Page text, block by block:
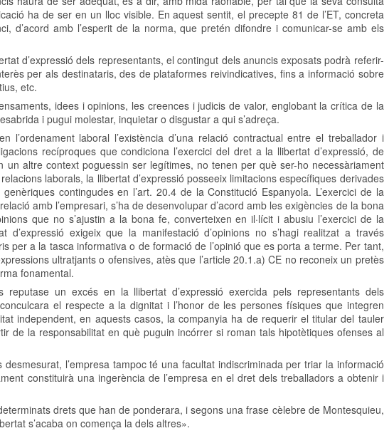
ha de ser en un lloc visible. En aquest sentit, el precepte 81 de l’ET, concreta
d’acord amb l’esperit de la norma, que pretén difondre i comunicar-se amb els
d’expressió dels representants, el contingut dels anuncis exposats podrà referir-
per als destinataris, des de plataformes reivindicatives, fins a informació sobre
etc.
idees i opinions, les creences i judicis de valor, englobant la crítica de la
i pugui molestar, inquietar o disgustar a qui s’adreça.
l’ordenament laboral l’existència d’una relació contractual entre el treballador i
recíproques que condiciona l’exercici del dret a la llibertat d’expressió, de
un altre context poguessin ser legítimes, no tenen per què ser-ho necessàriament
laborals, la llibertat d’expressió posseeix limitacions específiques derivades
contingudes en l’art. 20.4 de la Constitució Espanyola. L’exercici de la
amb l’empresari, s’ha de desenvolupar d’acord amb les exigències de la bona
que no s’ajustin a la bona fe, converteixen en il·lícit i abusiu l’exercici de la
d’expressió exigeix ​​que la manifestació d’opinions no s’hagi realitzat a través
per a la tasca informativa o de formació de l’opinió que es porta a terme. Per tant,
ultratjants o ofensives, atès que l’article 20.1.a) CE no reconeix un pretès
fonamental.
un excés en la llibertat d’expressió exercida pels representants dels
el respecte a la dignitat i l’honor de les persones físiques que integren
independent, en aquests casos, la companyia ha de requerir el titular del tauler
de la responsabilitat en què puguin incórrer si roman tals hipotètiques ofenses al
l’empresa tampoc té una facultat indiscriminada per triar la informació
constituirà una ingerència de l’empresa en el dret dels treballadors a obtenir i
drets que han de ponderara, i segons una frase cèlebre de Montesquieu,
s’acaba on comença la dels altres».